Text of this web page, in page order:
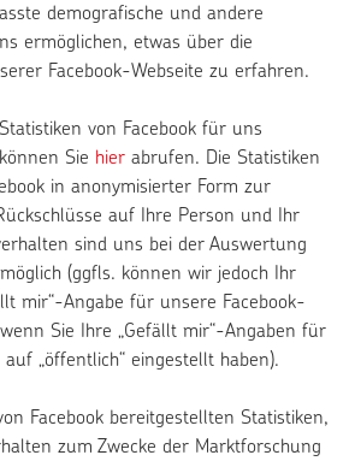
demografische und andere
ermöglichen, etwas über die
Facebook-Webseite zu erfahren.
von Facebook für uns
Sie hier abrufen. Die Statistiken
in anonymisierter Form zur
auf Ihre Person und Ihr
sind uns bei der Auswertung
(ggfls. können wir jedoch Ihr
mir“-Angabe für unsere Facebook-
Sie Ihre „Gefällt mir“-Angaben für
auf „öffentlich“ eingestellt haben).
Facebook bereitgestellten Statistiken,
zum Zwecke der Marktforschung